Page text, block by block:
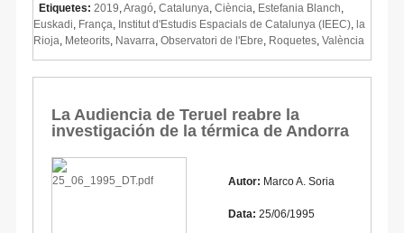
Etiquetes: 2019 Aragó Catalunya Ciència Estefania Blanch
Euskadi França Institut d'Estudis Espacials de Catalunya (IEEC) la
Rioja Meteorits Navarra Observatori de l'Ebre Roquetes València
La Audiencia de Teruel reabre la
investigación de la térmica de Andorra
Autor: Marco A. Soria
Data: 25/06/1995